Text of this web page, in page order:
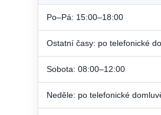
Po–Pá: 15:00–18:00
Ostatní časy: po telefonické
Sobota: 08:00–12:00
Neděle: po telefonické